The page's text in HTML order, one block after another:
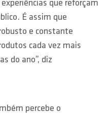
que reforçam
É assim que
e constante
cada vez mais
do ano”, diz
percebe o